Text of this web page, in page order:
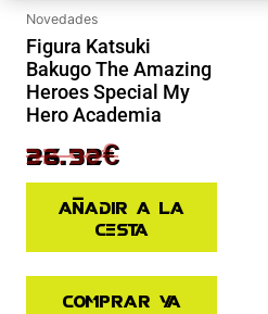
Novedades
Figura Katsuki
Bakugo The Amazing
Heroes Special My
Hero Academia
32.90€
26.32€
Añadir a la
cesta
Comprar ya